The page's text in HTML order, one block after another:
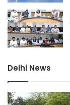
Delhi News
दिल्ली